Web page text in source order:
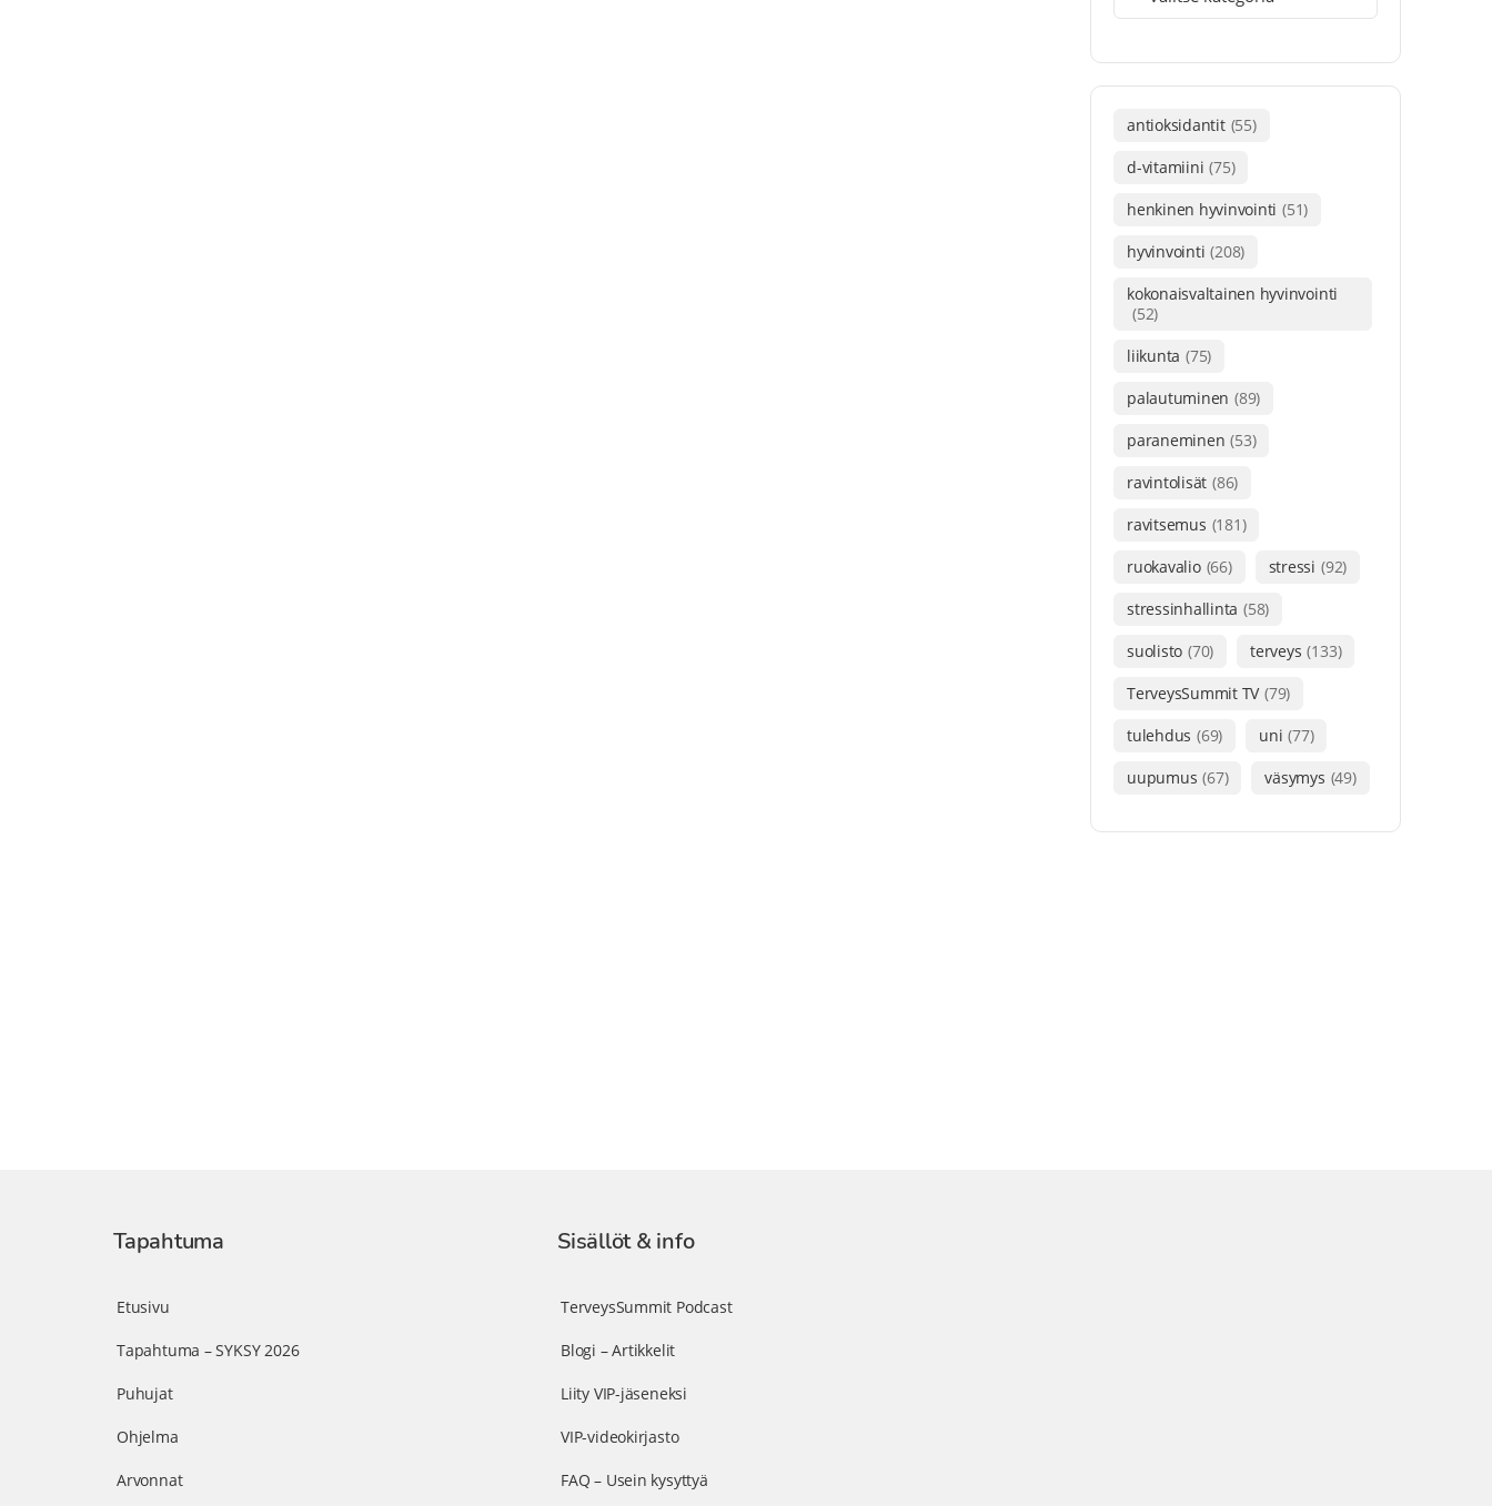
antioksidantit (55)
d-vitamiini (75)
henkinen hyvinvointi (51)
hyvinvointi (208)
kokonaisvaltainen hyvinvointi
(52)
liikunta (75)
palautuminen (89)
paraneminen (53)
ravintolisät (86)
ravitsemus (181)
ruokavalio (66) stressi (92)
stressinhallinta (58)
suolisto (70) terveys (133)
TerveysSummit TV (79)
tulehdus (69) uni (77)
uupumus (67) väsymys (49)
Tapahtuma
Etusivu
Tapahtuma – SYKSY 2026
Puhujat
Ohjelma
Arvonnat
Sisällöt & info
TerveysSummit Podcast
Blogi – Artikkelit
Liity VIP-jäseneksi
VIP-videokirjasto
FAQ – Usein kysyttyä